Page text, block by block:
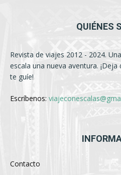
QUIÉNES
Revista de viajes 2012 - 2024.
escala una nueva aventura.
te guíe!
Escríbenos:
Contacto